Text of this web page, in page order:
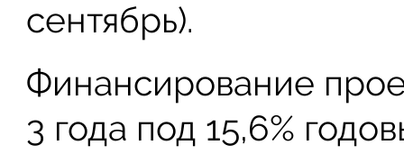
сентябрь).
Финансирование
3 года под 15,6%